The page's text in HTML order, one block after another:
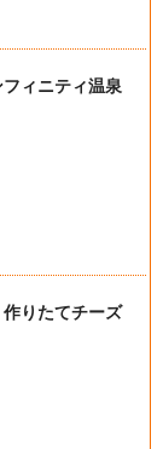
ィニティ温泉
りたてチーズ